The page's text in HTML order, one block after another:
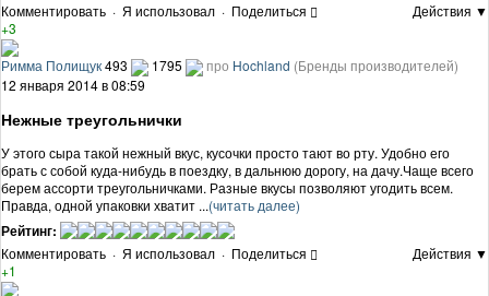
Комментировать · Я использовал · Поделиться
Действия ▼
+3
Римма Полищук493 1795 про Hochland (Бренды производителей)
12 января 2014 в 08:59
Нежные треугольнички
У этого сыра такой нежный вкус, кусочки просто тают во рту. Удобно его
брать с собой куда-нибудь в поездку, в дальнюю дорогу, на дачу.Чаще всего
берем ассорти треугольничками. Разные вкусы позволяют угодить всем.
Правда, одной упаковки хватит ...(читать далее)
Рейтинг:
Комментировать · Я использовал · Поделиться
Действия ▼
+1